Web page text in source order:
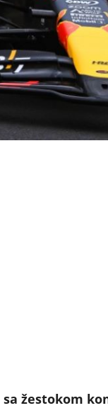
žestokom